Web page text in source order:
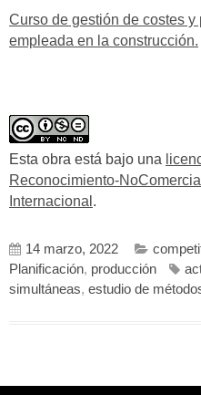
Curso de gestión de costes
empleada en la construcción.
Esta obra está bajo una
Reconocimiento-
Internacional .
14 marzo, 2022
Planificación, producción
simultáneas, estudio de